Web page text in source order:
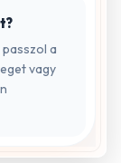
a
vagy